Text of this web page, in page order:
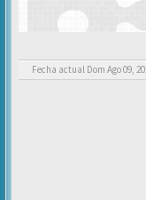
Fecha actual Dom Ago 09,